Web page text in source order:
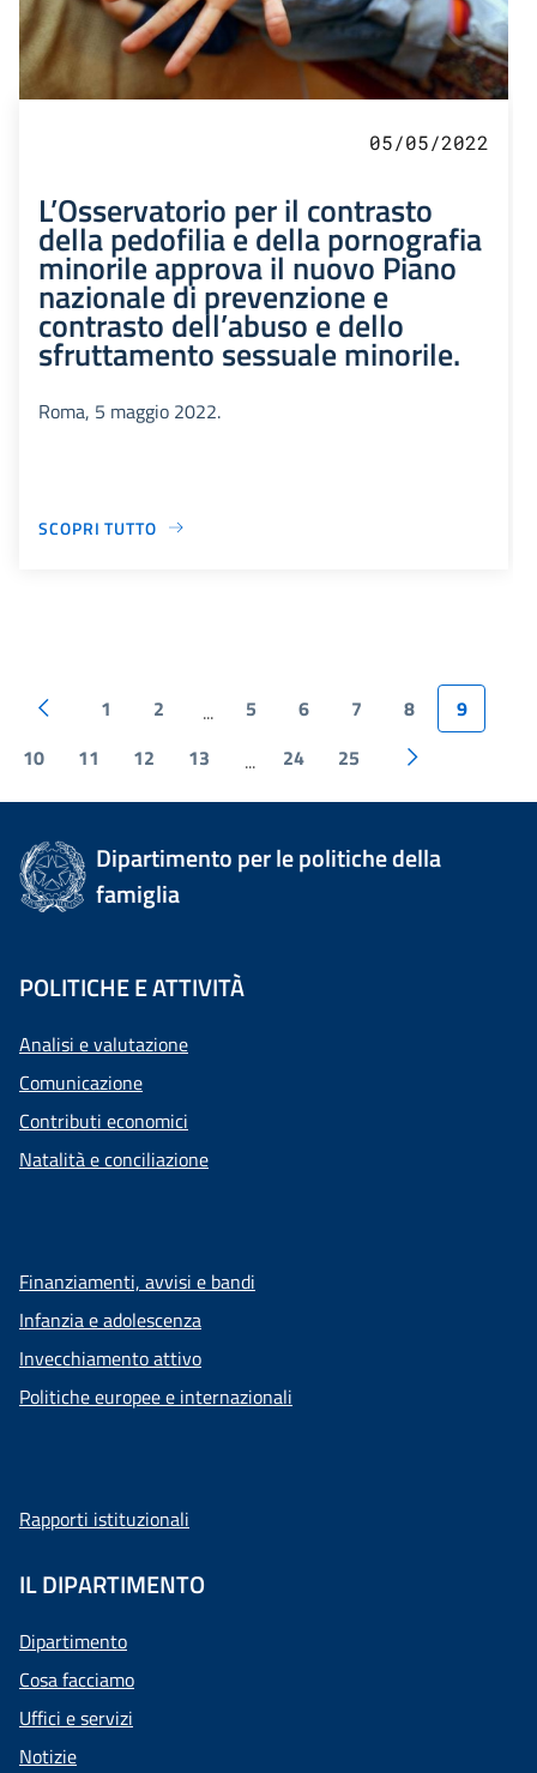
05/05/2022
L’Osservatorio per il contrasto
della pedofilia e della pornografia
minorile approva il nuovo Piano
nazionale di prevenzione e
contrasto dell’abuso e dello
sfruttamento sessuale minorile.
Roma, 5 maggio 2022.
SCOPRI TUTTO
1 2 ... 5 6 7 8
9
10
11 12 13 ... 24 25
Dipartimento per le politiche della
famiglia
POLITICHE E ATTIVITÀ
Analisi e valutazione
Comunicazione
Contributi economici
Natalità e conciliazione
Finanziamenti, avvisi e bandi
Infanzia e adolescenza
Invecchiamento attivo
Politiche europee e internazionali
Rapporti istituzionali
IL DIPARTIMENTO
Dipartimento
Cosa facciamo
Uffici e servizi
Notizie